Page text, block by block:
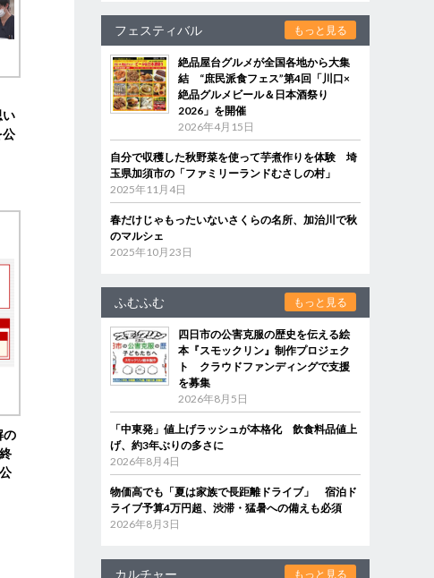
い
公
の
フェスティバル もっと見る
絶品屋台グルメが全国各地から大集
結 “庶民派食フェス”第4回「川口×
絶品グルメビール＆日本酒祭り
2026」を開催
2026年4月15日
自分で収穫した秋野菜を使って芋煮作りを体験 埼
玉県加須市の「ファミリーランドむさしの村」
2025年11月4日
春だけじゃもったいないさくらの名所、加治川で秋
のマルシェ
2025年10月23日
ふむふむ もっと見る
四日市の公害克服の歴史を伝える絵
本『スモックリン』制作プロジェク
ト クラウドファンディングで支援
を募集
2026年8月5日
「中東発」値上げラッシュが本格化 飲食料品値上
げ、約3年ぶりの多さに
2026年8月4日
物価高でも「夏は家族で長距離ドライブ」 宿泊ド
ライブ予算4万円超、渋滞・猛暑への備えも必須
2026年8月3日
カルチャー もっと見る